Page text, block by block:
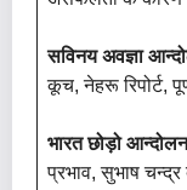
सविनय अवज्ञा
कूच, नेहरू रिपोर्ट,
भारत छोड़ो आन्दोलन
प्रभाव, सुभाष